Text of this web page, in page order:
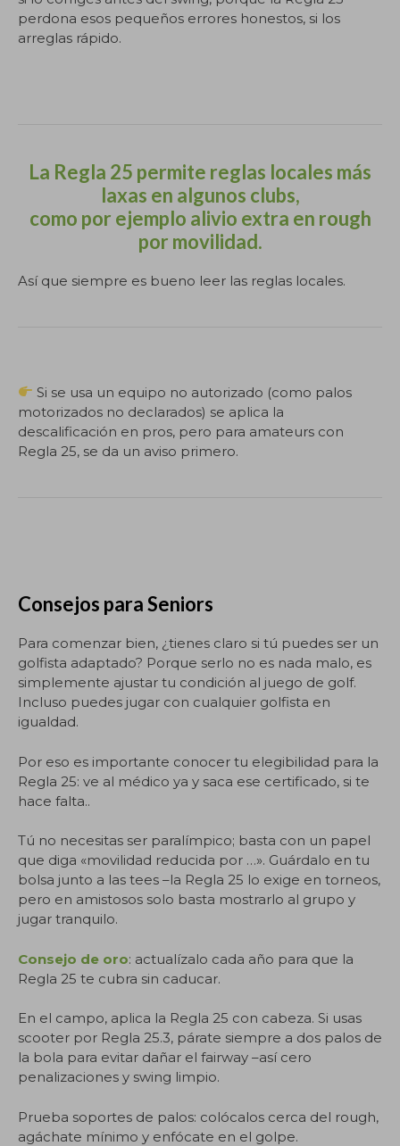
perdona esos pequeños errores honestos, si los
arreglas rápido.
La Regla 25 permite reglas locales más
laxas en algunos clubs,
como por ejemplo alivio extra en rough
por movilidad.
Así que siempre es bueno leer las reglas locales.
Si se usa un equipo no autorizado (como palos
motorizados no declarados) se aplica la
descalificación en pros, pero para amateurs con
Regla 25, se da un aviso primero.
Consejos para Seniors
Para comenzar bien, ¿tienes claro si tú puedes ser un
golfista adaptado? Porque serlo no es nada malo, es
simplemente ajustar tu condición al juego de golf.
Incluso puedes jugar con cualquier golfista en
igualdad.
Por eso es importante conocer tu elegibilidad para la
Regla 25: ve al médico ya y saca ese certificado, si te
hace falta..
Tú no necesitas ser paralímpico; basta con un papel
que diga «movilidad reducida por …». Guárdalo en tu
bolsa junto a las tees –la Regla 25 lo exige en torneos,
pero en amistosos solo basta mostrarlo al grupo y
jugar tranquilo.
Consejo de oro: actualízalo cada año para que la
Regla 25 te cubra sin caducar.
En el campo, aplica la Regla 25 con cabeza. Si usas
scooter por Regla 25.3, párate siempre a dos palos de
la bola para evitar dañar el fairway –así cero
penalizaciones y swing limpio.
Prueba soportes de palos: colócalos cerca del rough,
agáchate mínimo y enfócate en el golpe.